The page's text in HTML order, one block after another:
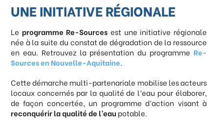
UNE INITIATIVE RÉGIONALE
Le programme Re-Sources est une initiative régionale
née à la suite du constat de dégradation de la ressource
en eau. Retrouvez la présentation du programmeRe-
Sources en Nouvelle-Aquitaine.
Cette démarche multi-partenariale mobilise les acteurs
locaux concernés par la qualité de l’eau pour élaborer,
de façon concertée, un programme d’action visant à
reconquérir la qualité de l’eau potable.